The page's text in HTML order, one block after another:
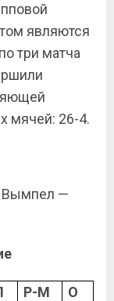
являются
три матча
мячей: 26-4.
Вымпел —
Р-М О